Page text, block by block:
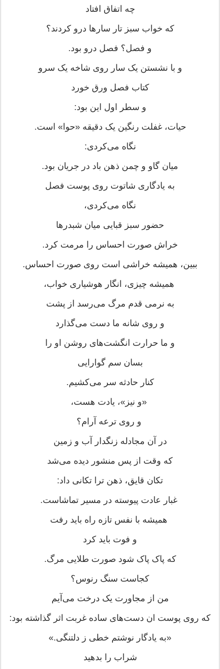
چه اتفاق افتاد
که خواب سبز تار سارها درو کردند؟
و فصل؟ فصل درو بود.
و با نشستن یک سار روی شاخه یک سرو
کتاب فصل ورق خورد
و سطر اول این بود:
حیات، غفلت رنگین یک دقیقه «حوا» است.
نگاه می‌کردی:
میان گاو و چمن ذهن باد در جریان بود.
به یادگاری شاتوت روی پوست فصل
نگاه می‌کردی،
حضور سبز قبایی میان شبدرها
خراش صورت احساس را مرمت کرد.
ببین، همیشه خراشی است روی صورت احساس.
همیشه چیزی، انگار هوشیاری خواب،
به نرمی قدم مرگ می‌رسد از پشت
و روی شانه ما دست می‌گذارد
و ما حرارت انگشت‌های روشن او را
بسان سم گوارایی
کنار حادثه سر می‌کشیم.
«و نیز»، یادت هست،
و روی ترعه آرام؟
در آن مجادله زنگدار آب و زمین
که وقت از پس منشور دیده می‌شد
تکان قایق، ذهن ترا تکانی داد:
غبار عادت پیوسته در مسیر تماشاست.
همیشه با نفس تازه راه باید رفت
و فوت باید کرد
که پاک پاک شود صورت طلایی مرگ.
کجاست سنگ رنوس؟
من از مجاورت یک درخت می‌آیم
که روی پوست ان دست‌های ساده غربت اثر گذاشته بود:
«به یادگار نوشتم خطی ز دلتنگی.»
شراب را بدهید